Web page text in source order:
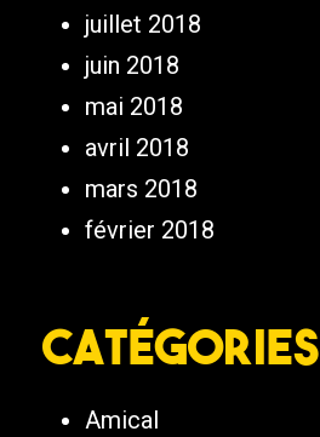
juillet 2018
juin 2018
mai 2018
avril 2018
mars 2018
février 2018
Catégories
Amical